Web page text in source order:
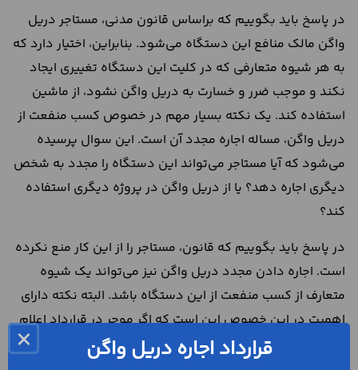
در پاسخ باید بگوییم که براساس قانون مدنی، مستاجر دریل
واگن مالک منافع این دستگاه می‌شود. بنابراین، اختیار دارد که
به هر شیوه متعارفی که در کلیت این دستگاه تغییری ایجاد
نکند و موجب ضرر و خسارت به دریل واگن نشود، از ماشین
استفاده کند. یک نکته بسیار مهم در خصوص کسب منفعت از
دریل واگن، مساله اجاره مجدد آن است. این سوال پرسیده
می‌شود که آیا مستاجر می‌تواند این دستگاه را مجدد به شخص
دیگری اجاره دهد؟ یا از دریل واگن در پروژه دیگری استفاده
کند؟
در پاسخ باید بگوییم که قانون، مستاجر را از این کار منع نکرده
است. اجاره دادن مجدد دریل واگن نیز می‌تواند یک شیوه
متعارف از کسب منفعت از این دستگاه باشد. البته نکته دارای
اهمیت در این خصوص این است که اگر موجر در قرارداد اعلام
کرده باشد که مستاجر نمی‌تواند دریل واگن را مجدد اجاره
× قرارداد اجاره دریل واگن